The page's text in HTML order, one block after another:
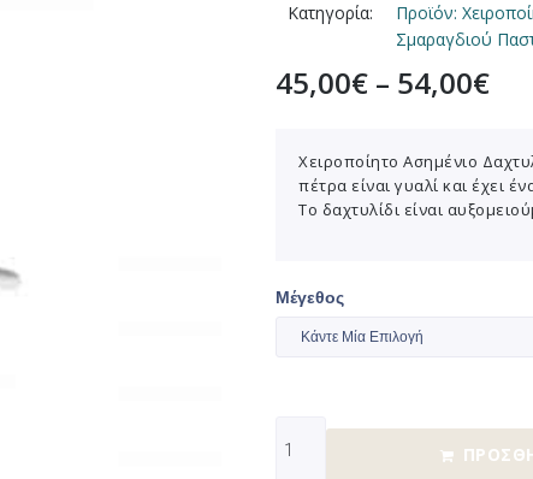
Κατηγορία:
Προϊόν:
Σμαραγδιού
45,00€ – 54,00€
Χειροποίητο Ασημένιο
πέτρα είναι γυαλί και έχει
Το δαχτυλίδι είναι
Μέγεθος